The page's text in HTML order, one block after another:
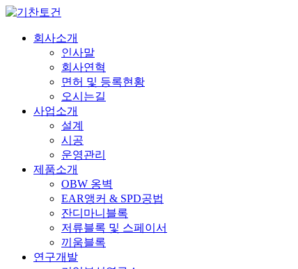
회사소개
인사말
회사연혁
면허 및 등록현황
오시는길
사업소개
설계
시공
운영관리
제품소개
OBW 옹벽
EAR앵커 & SPD공법
잔디마니블록
저류블록 및 스페이서
끼움블록
연구개발